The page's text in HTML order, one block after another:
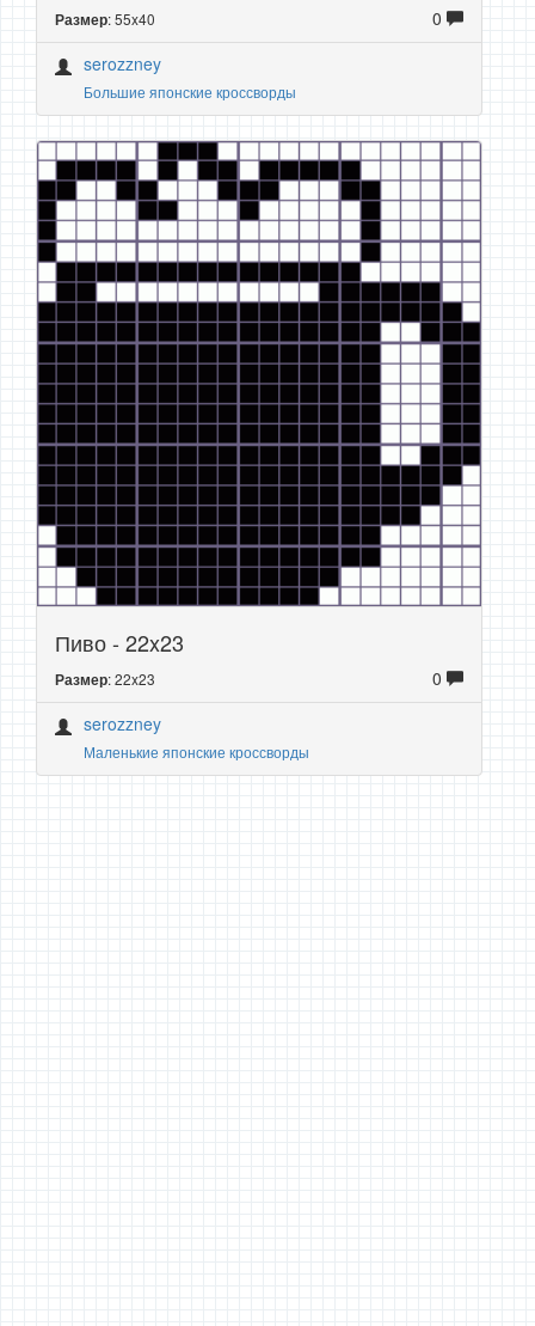
Размер: 55x40
0
serozzney
Большие японские кроссворды
Пиво - 22x23
Размер: 22x23
0
serozzney
Маленькие японские кроссворды